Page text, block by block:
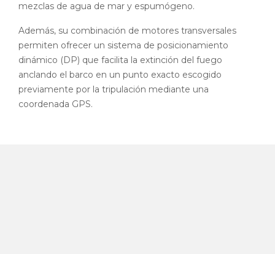
mezclas de agua de mar y espumógeno.
Además, su combinación de motores transversales
permiten ofrecer un sistema de posicionamiento
dinámico (DP) que facilita la extinción del fuego
anclando el barco en un punto exacto escogido
previamente por la tripulación mediante una
coordenada GPS.